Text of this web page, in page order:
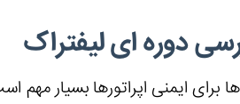
دوره ای لیفتراک
برای ایمنی اپراتورها بسیار مهم